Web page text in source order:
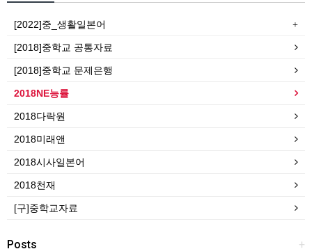
[2022]중_생활일본어
[2018]중학교 공통자료
[2018]중학교 문제은행
2018NE능률
2018다락원
2018미래앤
2018시사일본어
2018천재
[구]중학교자료
+
Posts